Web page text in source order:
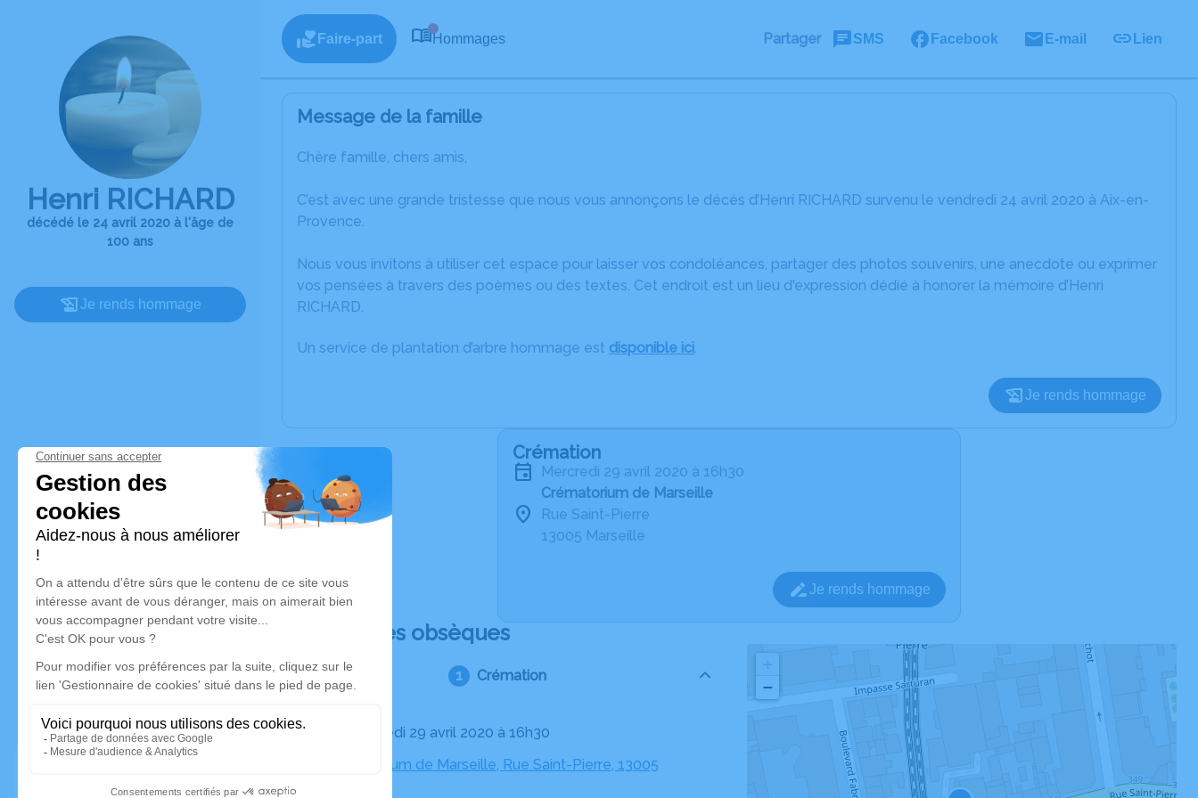
Henri RICHARD
décédé le 24 avril 2020 à l'âge de
100 ans
Je rends hommage
Faire-part Hommages Partager SMS Facebook E-mail Lien
Message de la famille
Chère famille, chers amis,
C’est avec une grande tristesse que nous vous annonçons le décès d’Henri RICHARD survenu le vendredi 24 avril 2020 à Aix-en-
Provence.
Nous vous invitons à utiliser cet espace pour laisser vos condoléances, partager des photos souvenirs, une anecdote ou exprimer
vos pensées à travers des poèmes ou des textes. Cet endroit est un lieu d'expression dédié à honorer la mémoire d’Henri
RICHARD.
Un service de plantation d’arbre hommage est disponible ici.
Je rends hommage
Crémation
mercredi 29 avril 2020 à 16h30
Crématorium de Marseille
Rue Saint-Pierre
13005 Marseille
Je rends hommage
Déroulé des obsèques
Crémation
Le mercredi 29 avril 2020 à 16h30
Crématorium de Marseille, Rue Saint-Pierre, 13005
−